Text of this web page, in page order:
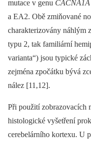
mutace v genu CACNA1A
a EA2. Obě zmiňované
charakterizovány náhlým
typu 2, tak familiární
varianta“) jsou typické
zejména zpočátku bývá
nález [11,12].
Při použití zobrazovacích
histologické vyšetření
cerebelárního kortexu. U